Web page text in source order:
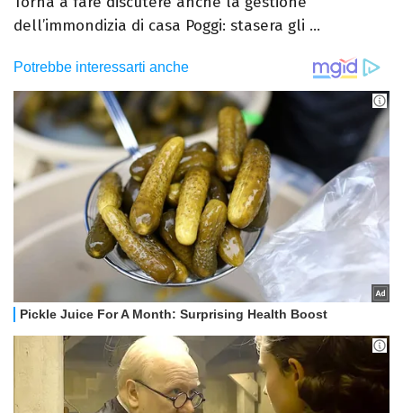
dell’immondizia di casa Poggi: stasera gli ...